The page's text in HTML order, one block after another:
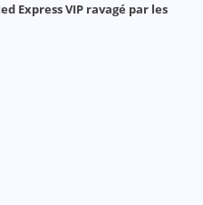
Express VIP ravagé par les